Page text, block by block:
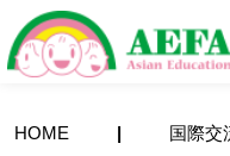
HOME 国際交